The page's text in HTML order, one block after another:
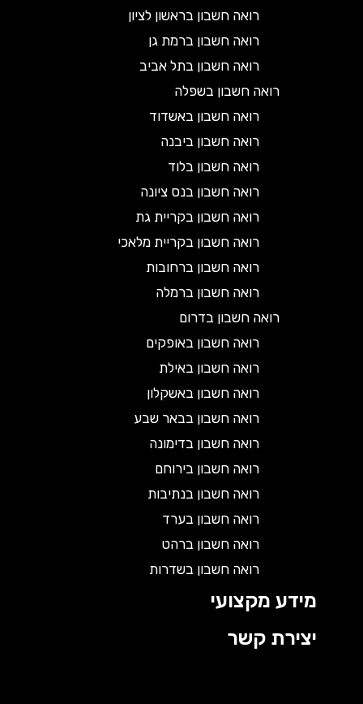
רואה חשבון בראשון לציון
רואה חשבון ברמת גן
רואה חשבון בתל אביב
רואה חשבון בשפלה
רואה חשבון באשדוד
רואה חשבון ביבנה
רואה חשבון בלוד
רואה חשבון בנס ציונה
רואה חשבון בקריית גת
רואה חשבון בקריית מלאכי
רואה חשבון ברחובות
רואה חשבון ברמלה
רואה חשבון בדרום
רואה חשבון באופקים
רואה חשבון באילת
רואה חשבון באשקלון
רואה חשבון בבאר שבע
רואה חשבון בדימונה
רואה חשבון בירוחם
רואה חשבון בנתיבות
רואה חשבון בערד
רואה חשבון ברהט
רואה חשבון בשדרות
מידע מקצועי
יצירת קשר